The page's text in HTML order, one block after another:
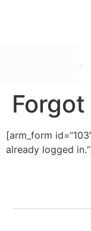
[arm_form
already logged